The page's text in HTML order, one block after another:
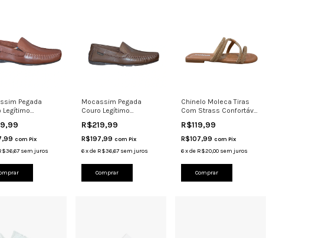
Pegada
Legítimo
com Pix
sem juros
Mocassim Pegada
Couro Legítimo
140773
R$219,99
R$197,99 com Pix
6xde R$36,67 sem juros
Comprar
Chinelo Moleca Tiras
Com Strass Confortável
R$119,99
R$107,99 com Pix
6xde R$20,00 sem juros
Comprar